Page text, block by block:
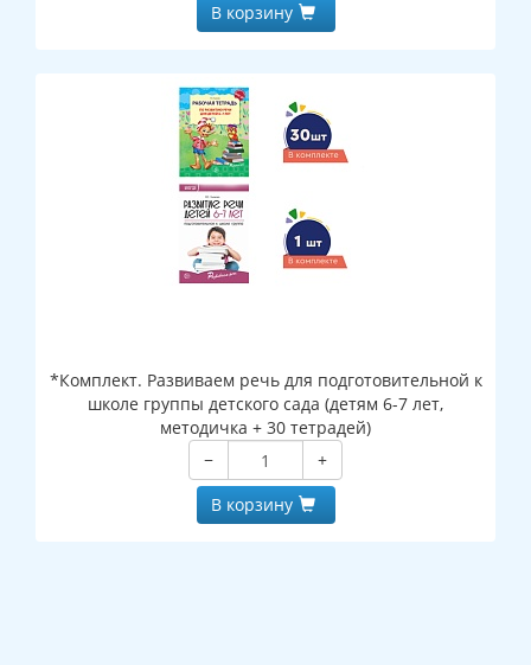
В корзину
*Комплект. Развиваем речь для подготовительной к
школе группы детского сада (детям 6-7 лет,
методичка + 30 тетрадей)
−
+
В корзину